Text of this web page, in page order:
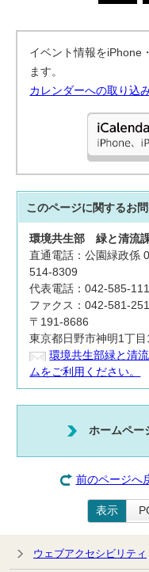
イベント情報をiPhone
ます。
カレンダーへの取り込
このページに関するお
環境共生部緑と清流
直通電話：公園緑政
514-8309
代表電話：042-585-
ファクス：042-581-
〒191-8686
東京都日野市神明1丁
環境共生部緑と清
ムをご利用ください。
ホームペー
前のページへ
表示
ウェブアクセシビリティ